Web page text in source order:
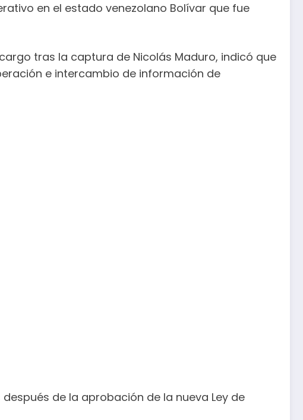
en el estado venezolano Bolívar que fue
tras la captura de Nicolás Maduro, indicó que
e intercambio de información de
de la aprobación de la nueva Ley de